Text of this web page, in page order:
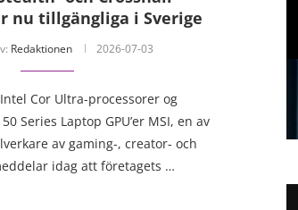
nu tillgängliga i Sverige
Redaktionen 2026-07-03
Cor Ultra-processorer og
50 Series Laptop GPU’er MSI, en av
av gaming-, creator- och
idag att företagets …